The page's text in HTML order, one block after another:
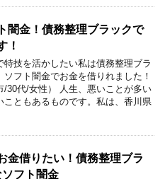
闇金！債務整理ブラックで
！
特技を活かしたい私は債務整理ブラ
ソフト闇金でお金を借りれました！
/30代/女性） 人生、悪いことが多い
こともあるものです。私は、香川県
金借りたい！債務整理ブラ
フト闇金